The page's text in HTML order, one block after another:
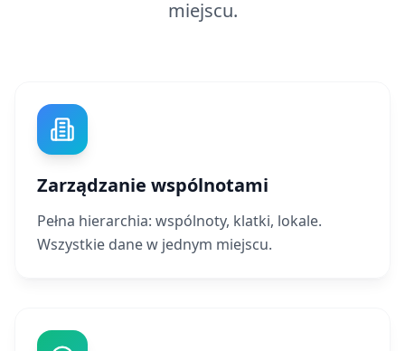
miejscu.
Zarządzanie wspólnotami
Pełna hierarchia: wspólnoty, klatki, lokale.
Wszystkie dane w jednym miejscu.